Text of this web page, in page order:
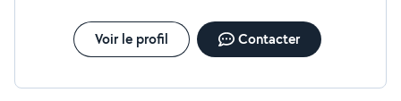
Voir le profil Contacter